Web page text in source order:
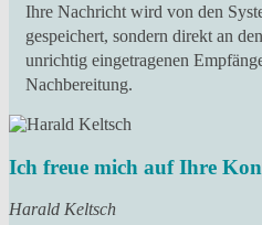
Ihre Nachricht wird von den
gespeichert, sondern direkt an
unrichtig eingetragenen
Nachbereitung.
Ich freue mich auf Ihre
Harald Keltsch